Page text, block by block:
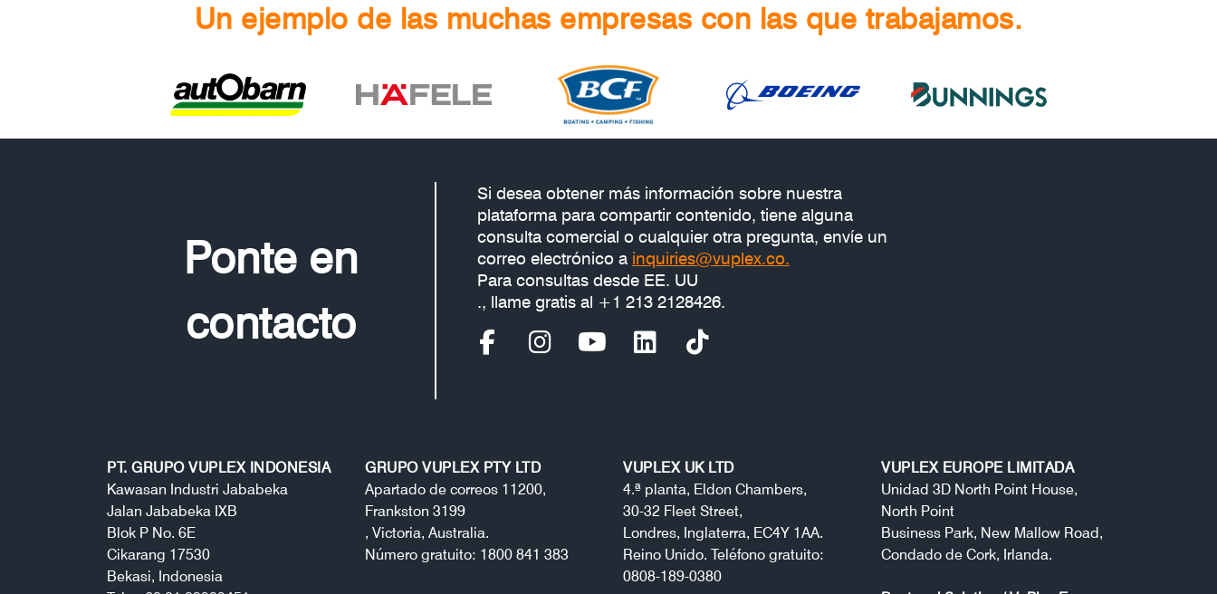
Un ejemplo de las muchas empresas con las que trabajamos.
Ponte en
contacto
Si desea obtener más información sobre nuestra
plataforma para compartir contenido, tiene alguna
consulta comercial o cualquier otra pregunta, envíe un
correo electrónico a inquiries@vuplex.co.
Para consultas desde EE. UU
., llame gratis al +1 213 2128426.
PT. GRUPO VUPLEX INDONESIA
Kawasan Industri Jababeka
Jalan Jababeka IXB
Blok P No. 6E
Cikarang 17530
Bekasi, Indonesia
GRUPO VUPLEX PTY LTD
Apartado de correos 11200,
Frankston 3199
, Victoria, Australia.
Número gratuito: 1800 841 383
VUPLEX UK LTD
4.ª planta, Eldon Chambers,
30-32 Fleet Street,
Londres, Inglaterra, EC4Y 1AA.
Reino Unido. Teléfono gratuito:
0808-189-0380
VUPLEX EUROPE LIMITADA
Unidad 3D North Point House,
North Point
Business Park, New Mallow Road,
Condado de Cork, Irlanda.